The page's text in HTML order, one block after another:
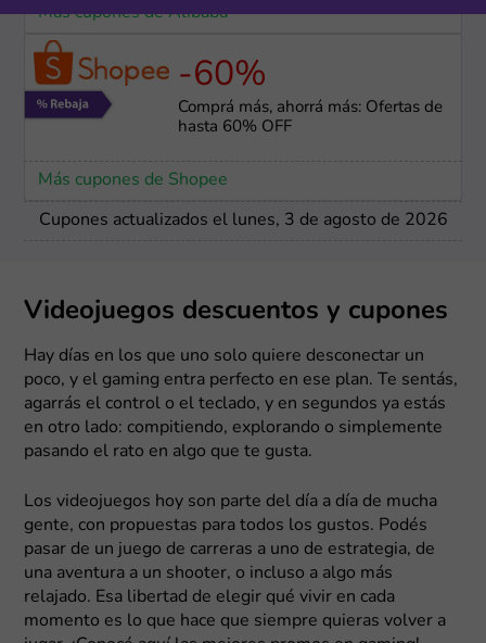
Más cupones de Alibaba
-60%
Comprá más, ahorrá más: Ofertas de
hasta 60% OFF
Más cupones de Shopee
Cupones actualizados el lunes, 3 de agosto de 2026
Videojuegos descuentos y cupones
Hay días en los que uno solo quiere desconectar un
poco, y el gaming entra perfecto en ese plan. Te sentás,
agarrás el control o el teclado, y en segundos ya estás
en otro lado: compitiendo, explorando o simplemente
pasando el rato en algo que te gusta.
Los videojuegos hoy son parte del día a día de mucha
gente, con propuestas para todos los gustos. Podés
pasar de un juego de carreras a uno de estrategia, de
una aventura a un shooter, o incluso a algo más
relajado. Esa libertad de elegir qué vivir en cada
momento es lo que hace que siempre quieras volver a